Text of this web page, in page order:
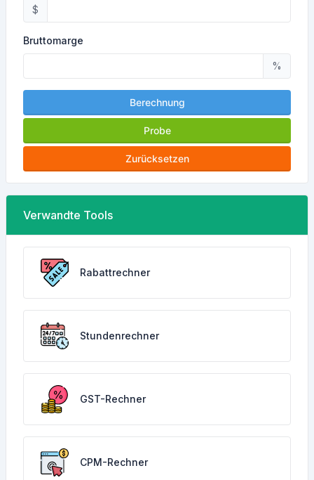
$
Bruttomarge
%
Berechnung
Probe
Zurücksetzen
Verwandte Tools
Rabattrechner
Stundenrechner
GST-Rechner
CPM-Rechner